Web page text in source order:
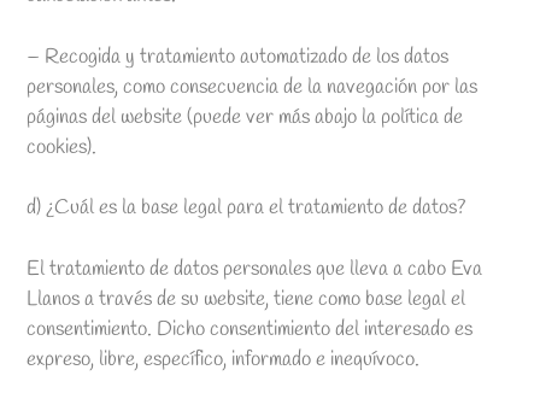
– Recogida y tratamiento automatizado de los datos
personales, como consecuencia de la navegación por las
páginas del website (puede ver más abajo la política de
cookies).
d) ¿Cuál es la base legal para el tratamiento de datos?
El tratamiento de datos personales que lleva a cabo Eva
Llanos a través de su website, tiene como base legal el
consentimiento. Dicho consentimiento del interesado es
expreso, libre, específico, informado e inequívoco.